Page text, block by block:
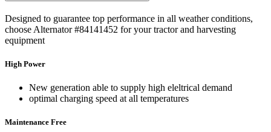
Designed to guarantee top performance in all weather conditions,
choose Alternator #84141452 for your tractor and harvesting
equipment
High Power
New generation able to supply high eleltrical demand
optimal charging speed at all temperatures
Maintenance Free